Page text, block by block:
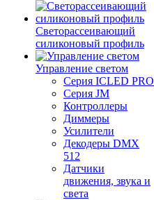
Светорассеивающий
силиконовый профиль
Управление светом
Серия ICLED PRO
Серия JM
Контроллеры
Диммеры
Усилители
Декодеры DMX
512
Датчики
движения, звука и
света